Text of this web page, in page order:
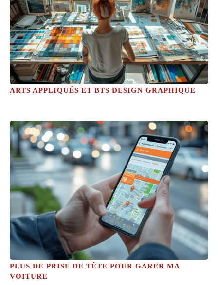
ARTS APPLIQUÉS ET BTS DESIGN GRAPHIQUE
PLUS DE PRISE DE TÊTE POUR GARER MA
VOITURE